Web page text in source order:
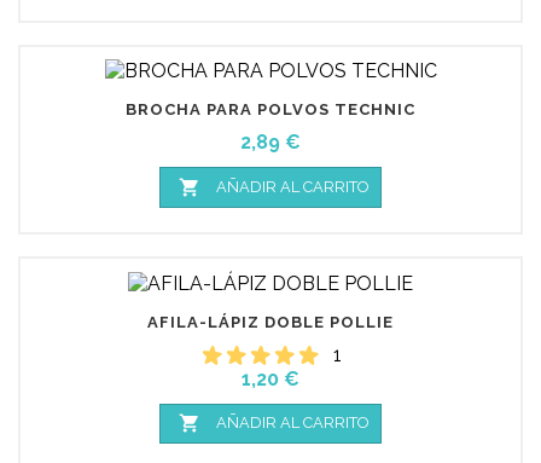
BROCHA PARA POLVOS TECHNIC
Precio
2,89 €
 AÑADIR AL CARRITO
AFILA-LÁPIZ DOBLE POLLIE
1
Precio
1,20 €
 AÑADIR AL CARRITO